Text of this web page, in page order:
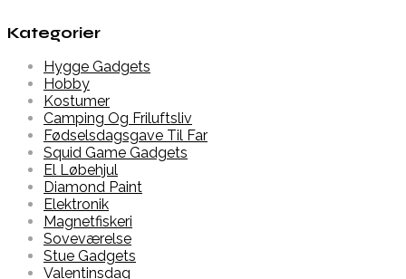
Kategorier
Hygge Gadgets
Hobby
Kostumer
Camping Og Friluftsliv
Fødselsdagsgave Til Far
Squid Game Gadgets
El Løbehjul
Diamond Paint
Elektronik
Magnetfiskeri
Soveværelse
Stue Gadgets
Valentinsdag